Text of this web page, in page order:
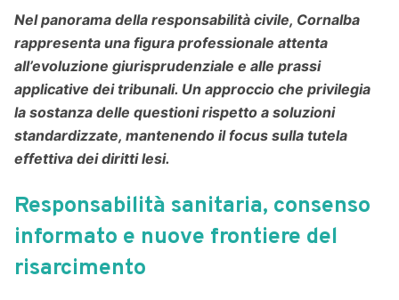
Nel panorama della responsabilità civile, Cornalba
rappresenta una figura professionale attenta
all’evoluzione giurisprudenziale e alle prassi
applicative dei tribunali. Un approccio che privilegia
la sostanza delle questioni rispetto a soluzioni
standardizzate, mantenendo il focus sulla tutela
effettiva dei diritti lesi.
Responsabilità sanitaria, consenso
informato e nuove frontiere del
risarcimento